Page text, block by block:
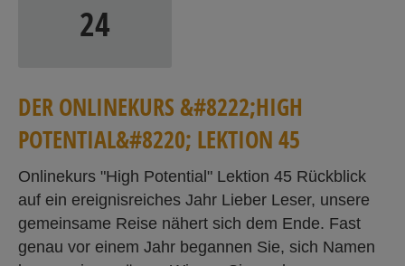
24
DERONLINEKURS&#8222;HIGH
POTENTIAL&#8220; LEKTION45
Onlinekurs "High Potential" Lektion 45 Rückblick
auf ein ereignisreiches Jahr Lieber Leser, unsere
gemeinsame Reise nähert sich dem Ende. Fast
genau vor einem Jahr begannen Sie, sich Namen